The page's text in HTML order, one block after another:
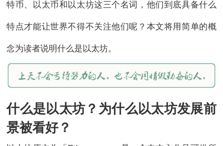
特币、以太币和以太坊这三个名词，他们到底具备什么
特点才能让世界不得不关注他们呢？本文将用简单的概
念为读者说明什么是以太坊。
什么是以太坊？为什么以太坊发展前
景被看好？